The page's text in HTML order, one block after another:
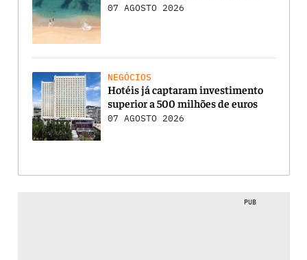
07 AGOSTO 2026
NEGÓCIOS
Hotéis já captaram investimento
superior a 500 milhões de euros
07 AGOSTO 2026
PUB